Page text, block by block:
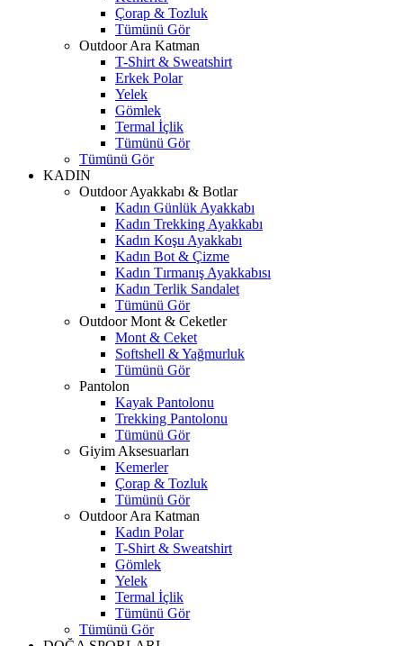
Çorap & Tozluk
Tümünü Gör
Outdoor Ara Katman
T-Shirt & Sweatshirt
Erkek Polar
Yelek
Gömlek
Termal İçlik
Tümünü Gör
Tümünü Gör
KADIN
Outdoor Ayakkabı & Botlar
Kadın Günlük Ayakkabı
Kadın Trekking Ayakkabı
Kadın Koşu Ayakkabı
Kadın Bot & Çizme
Kadın Tırmanış Ayakkabısı
Kadın Terlik Sandalet
Tümünü Gör
Outdoor Mont & Ceketler
Mont & Ceket
Softshell & Yağmurluk
Tümünü Gör
Pantolon
Kayak Pantolonu
Trekking Pantolonu
Tümünü Gör
Giyim Aksesuarları
Kemerler
Çorap & Tozluk
Tümünü Gör
Outdoor Ara Katman
Kadın Polar
T-Shirt & Sweatshirt
Gömlek
Yelek
Termal İçlik
Tümünü Gör
Tümünü Gör